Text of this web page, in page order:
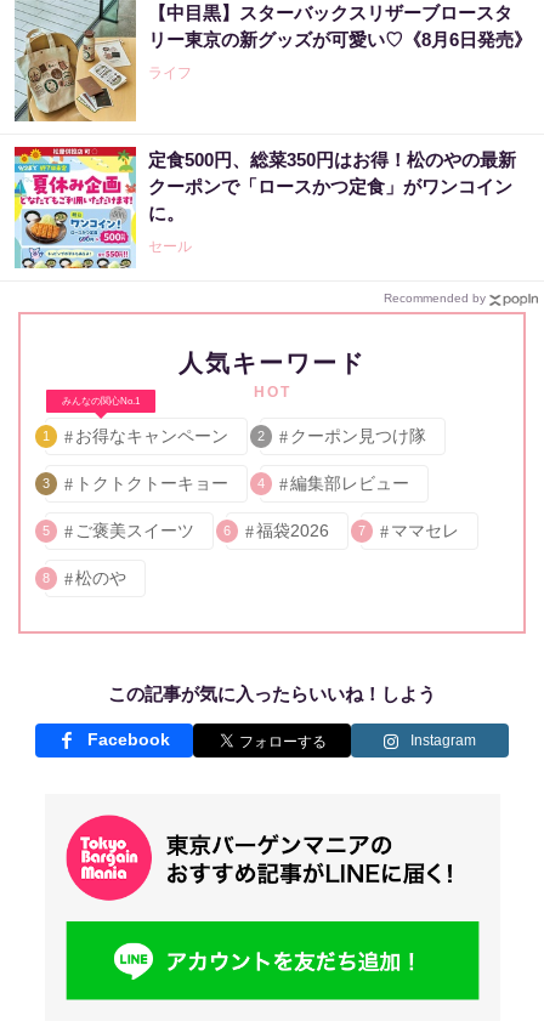
【中目黒】スターバックスリザーブロースタ
リー東京の新グッズが可愛い♡《8月6日発売》
ライフ
定食500円、総菜350円はお得！松のやの最新
クーポンで「ロースかつ定食」がワンコイン
に。
セール
Recommended by
人気キーワード
HOT
みんなの関心No.1
1 お得なキャンペーン 2 クーポン見つけ隊
3 トクトクトーキョー 4 編集部レビュー
5 ご褒美スイーツ 6 福袋2026 7 ママセレ
8 松のや
この記事が気に入ったらいいね！しよう
Facebook Instagram